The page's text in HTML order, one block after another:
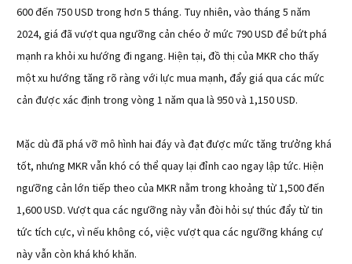
600 đến 750 USD trong hơn 5 tháng. Tuy nhiên, vào tháng 5 năm
2024, giá đã vượt qua ngưỡng cản chéo ở mức 790 USD để bứt phá
mạnh ra khỏi xu hướng đi ngang. Hiện tại, đồ thị của MKR cho thấy
một xu hướng tăng rõ ràng với lực mua mạnh, đẩy giá qua các mức
cản được xác định trong vòng 1 năm qua là 950 và 1,150 USD.
Mặc dù đã phá vỡ mô hình hai đáy và đạt được mức tăng trưởng khá
tốt, nhưng MKR vẫn khó có thể quay lại đỉnh cao ngay lập tức. Hiện
ngưỡng cản lớn tiếp theo của MKR nằm trong khoảng từ 1,500 đến
1,600 USD. Vượt qua các ngưỡng này vẫn đòi hỏi sự thúc đẩy từ tin
tức tích cực, vì nếu không có, việc vượt qua các ngưỡng kháng cự
này vẫn còn khá khó khăn.